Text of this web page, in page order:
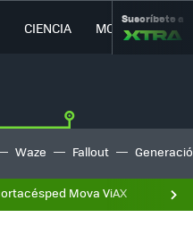
CIENCIA MOVILIDAD
Suscríbete a
Waze Fallout
Mova ViAX